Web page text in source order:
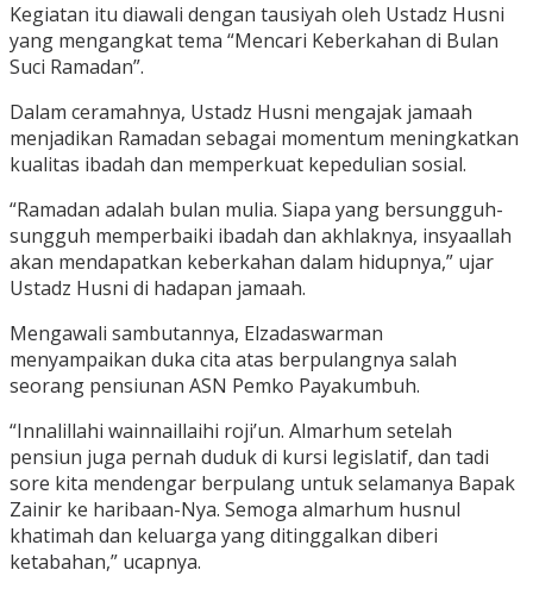
Kegiatan itu diawali dengan tausiyah oleh Ustadz Husni
yang mengangkat tema “Mencari Keberkahan di Bulan
Suci Ramadan”.
Dalam ceramahnya, Ustadz Husni mengajak jamaah
menjadikan Ramadan sebagai momentum meningkatkan
kualitas ibadah dan memperkuat kepedulian sosial.
“Ramadan adalah bulan mulia. Siapa yang bersungguh-
sungguh memperbaiki ibadah dan akhlaknya, insyaallah
akan mendapatkan keberkahan dalam hidupnya,” ujar
Ustadz Husni di hadapan jamaah.
Mengawali sambutannya, Elzadaswarman
menyampaikan duka cita atas berpulangnya salah
seorang pensiunan ASN Pemko Payakumbuh.
“Innalillahi wainnaillaihi roji’un. Almarhum setelah
pensiun juga pernah duduk di kursi legislatif, dan tadi
sore kita mendengar berpulang untuk selamanya Bapak
Zainir ke haribaan-Nya. Semoga almarhum husnul
khatimah dan keluarga yang ditinggalkan diberi
ketabahan,” ucapnya.